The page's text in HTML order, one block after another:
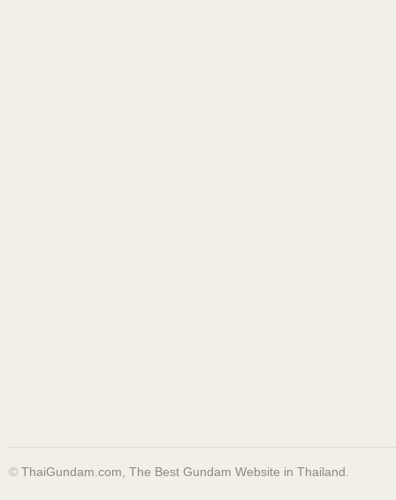
© ThaiGundam.com, The Best Gundam Website in Thailand.